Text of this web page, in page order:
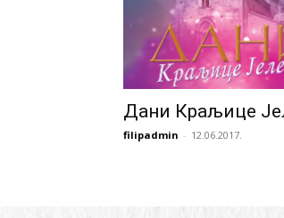
Дани Краљице
filipadmin - 12.06.2017.